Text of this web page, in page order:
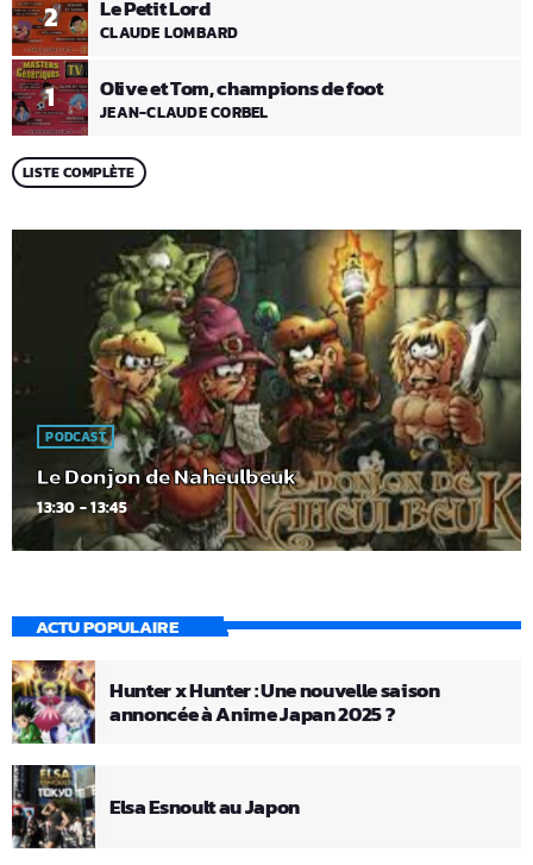
1 Olive et Tom, champions de foot
JEAN-CLAUDE CORBEL
2 Le Petit Lord
CLAUDE LOMBARD
LISTE COMPLÈTE
PODCAST
Le Donjon de Naheulbeuk
13:30 - 13:45
ACTU POPULAIRE
Hunter x Hunter : Une nouvelle saison
annoncée à Anime Japan 2025 ?
Elsa Esnoult au Japon